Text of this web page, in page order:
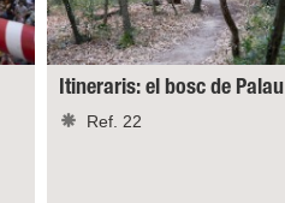
Itineraris: el bosc de Palau
Ref. 22